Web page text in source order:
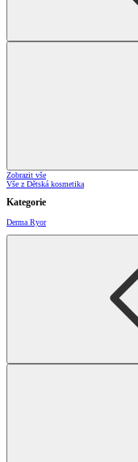
Zobrazit vše
Vše z Dětská kosmetika
Kategorie
Derma Ryor